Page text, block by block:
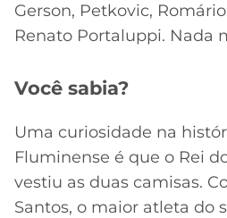
Gerson, Petkovic,
Renato Portaluppi. Nada
Você sabia?
Uma curiosidade na
Fluminense é que o Rei
vestiu as duas camisas.
Santos, o maior atleta do